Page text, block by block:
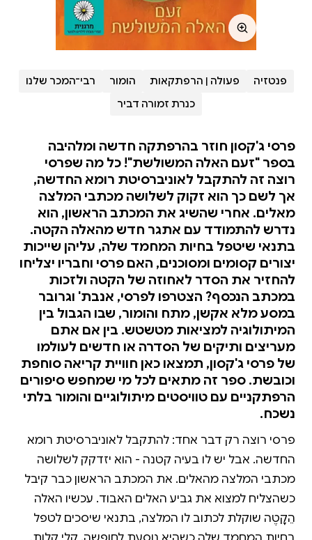
פנטזיה פעולה | הרפתקאות הומור
רבי־המכר שלנו
כנרת זמורה דביר
פרסי ג'קסון חוזר בהרפתקה חדשה ומלהיבה
בספר "זעם האלה המשולשת"! כל מה שפרסי
רוצה זה להתקבל לאוניברסיטת רומא החדשה,
אך לשם כך הוא זקוק לשלושה מכתבי המלצה
מאלים. אחרי שהשיג את המכתב הראשון, הוא
נדרש להתמודד עם אתגר חדש מהאלה הקטה.
בתנאי שיטפל בחיות המחמד שלה, עליהן שייכות
יצורים קסומים ומסוכנים, האם פרסי וחבריו יצליחו
להחזיר את הסדר לאחוזה של הקטה ולזכות
במכתב הנכסף? הצטרפו לפרסי, אנבת' וגרובר
במסע מלא אקשן, מתח והומור, שבו הגבול בין
המיתולוגיה למציאות מטשטש. בין אם אתם
מעריצים ותיקים של הסדרה או חדשים לעולמו
של פרסי ג'קסון, תמצאו כאן חוויית קריאה סוחפת
וכובשת. ספר זה מתאים לכל מי שמחפש סיפורים
הרפתקניים עם טוויסטים מיתולוגיים והומור בלתי
נשכח.
פרסי רוצה רק דבר אחד: להתקבל לאוניברסיטת רומא
החדשה. אבל יש לו בעיה קטנה - הוא יזדקק לשלושה
מכתבי המלצה מהאלים. את המכתב הראשון כבר קיבל
כשהצליח למצוא את גביע האלים האבוד. עכשיו האלה
הֵקָטֶה שוקלת לכתוב לו המלצה, בתנאי שיסכים לטפל